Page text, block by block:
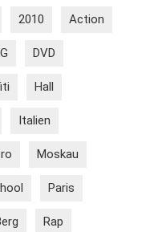
2010 Action
DVD
Hall
Italien
Moskau
Paris
Rap